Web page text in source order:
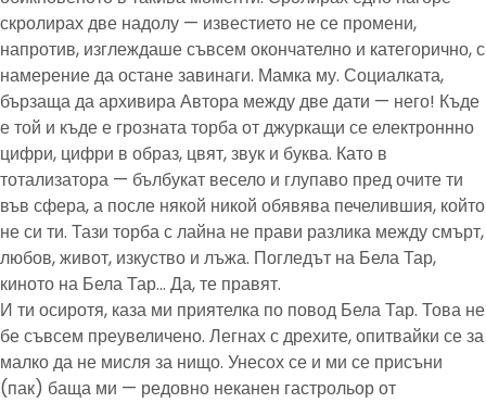
скролирах две надолу — известието не се промени,
напротив, изглеждаше съвсем окончателно и категорично, с
намерение да остане завинаги. Мамка му. Социалката,
бързаща да архивира Автора между две дати — него! Къде
е той и къде е грозната торба от джуркащи се електроннно
цифри, цифри в образ, цвят, звук и буква. Като в
тотализатора — бълбукат весело и глупаво пред очите ти
във сфера, а после някой никой обявява печелившия, който
не си ти. Тази торба с лайна не прави разлика между смърт,
любов, живот, изкуство и лъжа. Погледът на Бела Тар,
киното на Бела Тар… Да, те правят.
И ти осиротя, каза ми приятелка по повод Бела Тар. Това не
бе съвсем преувеличено. Легнах с дрехите, опитвайки се за
малко да не мисля за нищо. Унесох се и ми се присъни
(пак) баща ми — редовно неканен гастрольор от